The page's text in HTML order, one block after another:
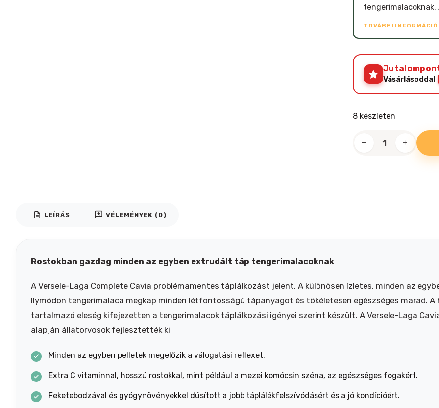
TOVÁBBI INFORMÁCIÓ
Vásárlásoddal
8 készleten
Complete
description LEÍRÁS reviews VÉLEMÉNYEK (0)
Rostokban gazdag minden az egyben extrudált táp tengerimalacoknak
A Versele-Laga Complete Cavia problémamentes táplálkozást jelent. A különösen ízletes, minden az
Ilymódon tengerimalaca megkap minden létfontosságú tápanyagot és tökéletesen egészséges marad.
tartalmazó eleség kifejezetten a tengerimalacok táplálkozási igényei szerint készült. A Versele-Laga
alapján állatorvosok fejlesztették ki.
Minden az egyben pelletek megelőzik a válogatási reflexet.
Extra C vitaminnal, hosszú rostokkal, mint például a mezei komócsin széna, az egészséges fogakért.
Feketebodzával és gyógynövényekkel dúsított a jobb táplálékfelszívódásért és a jó kondícióért.